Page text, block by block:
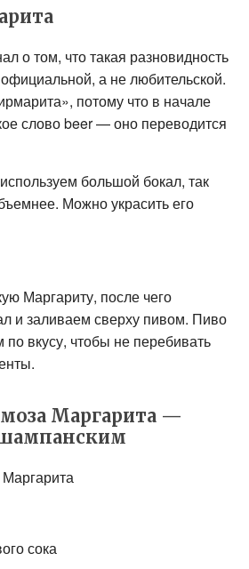
о том, что такая разновидность
официальной, а не любительской.
потому что в начале
слово beer — оно переводится
большой бокал, так
Можно украсить его
Маргариту, после чего
и заливаем сверху пивом. Пиво
вкусу, чтобы не перебивать
Маргарита —
сока